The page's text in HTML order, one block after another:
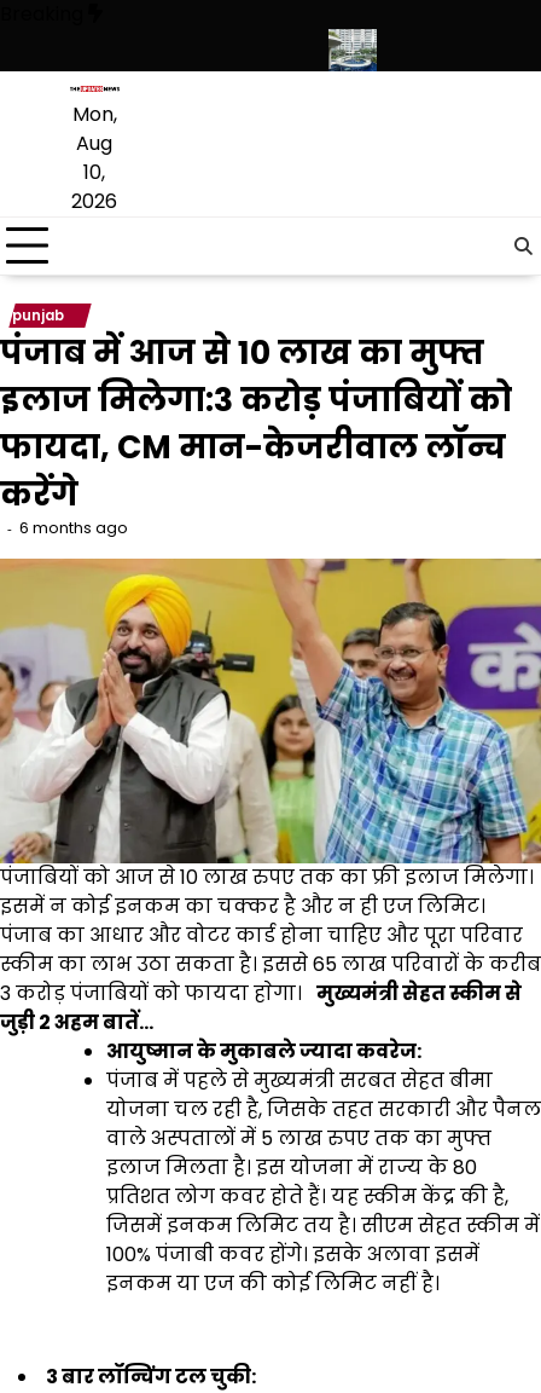
content
Mon,
Aug
10,
2026
punjab
पंजाब में आज से ₹10 लाख का मुफ्त
इलाज मिलेगा:3 करोड़ पंजाबियों को
फायदा, CM मान-केजरीवाल लॉन्च
करेंगे
6 months ago
पंजाबियों को आज से 10 लाख रुपए तक का फ्री इलाज मिलेगा।
इसमें न कोई इनकम का चक्कर है और न ही एज लिमिट।
पंजाब का आधार और वोटर कार्ड होना चाहिए और पूरा परिवार
स्कीम का लाभ उठा सकता है। इससे 65 लाख परिवारों के करीब
3 करोड़ पंजाबियों को फायदा हाेगा। मुख्यमंत्री सेहत स्कीम से
जुड़ी 2 अहम बातें…
आयुष्मान के मुकाबले ज्यादा कवरेज:
पंजाब में पहले से मुख्यमंत्री सरबत सेहत बीमा
योजना चल रही है, जिसके तहत सरकारी और पैनल
वाले अस्पतालों में 5 लाख रुपए तक का मुफ्त
इलाज मिलता है। इस योजना में राज्य के 80
प्रतिशत लोग कवर होते हैं। यह स्कीम केंद्र की है,
जिसमें इनकम लिमिट तय है। सीएम सेहत स्कीम में
100% पंजाबी कवर होंगे। इसके अलावा इसमें
इनकम या एज की कोई लिमिट नहीं है।
3 बार लॉन्चिंग टल चुकी: